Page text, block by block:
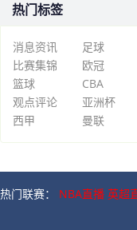
热门标签
消息资讯 足球
比赛集锦
欧冠
篮球
CBA
观点评论
亚洲杯
西甲
曼联
热门联赛： NBA直播 英超